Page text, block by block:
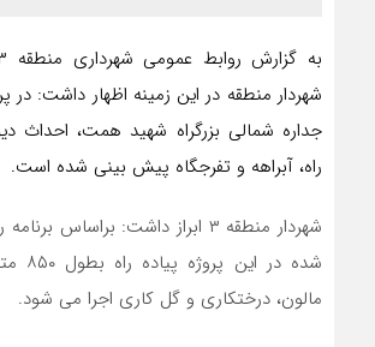
شهردار منطقه در این زمینه اظهار داشت: در
جداره شمالی بزرگراه شهید همت، احداث
راه، آبراهه و تفرجگاه پیش بینی شده است.
شهردار منطقه ۳ ابراز داشت: براساس
شده
مالون، درختکاری و گل کاری اجرا می شود.